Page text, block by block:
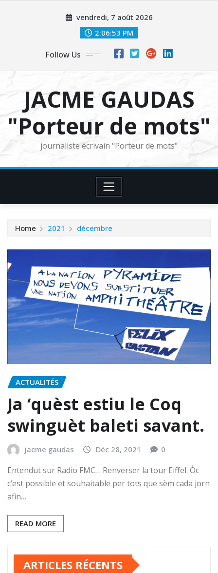
vendredi, 7 août 2026
2:06:54 PM
Follow Us
JACME GAUDAS
"Porteur de mots"
journaliste écrivain "Porteur de mots"
Home 2021 décembre
ACTUALITÉS
Ja ‘quèst estiu le Coq
swinguèt baleti savant.
jacme gaudas Déc 28, 2021 0
Entendut sur Radio FMC… Renverser la tour Eiffel. Òc
c’est possible et souhaitable per tots que sèm cada jorn
afin…
READ MORE
ARTICLES RÉCENTS